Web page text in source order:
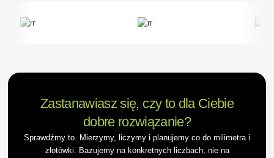
Zastanawiasz się, czy to dla Ciebie
dobre rozwiązanie?
Sprawdźmy to. Mierzymy, liczymy i planujemy co do milimetra i
złotówki. Bazujemy na konkretnych liczbach, nie na